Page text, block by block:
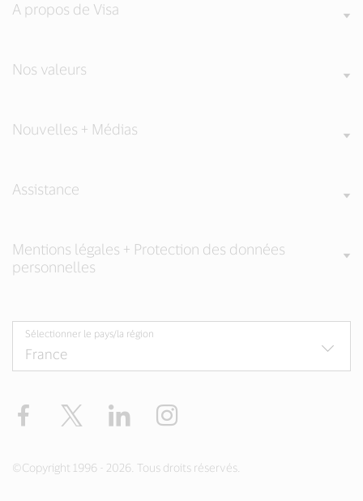
A propos de Visa
Nos valeurs
Nouvelles + Médias
Assistance
Mentions légales + Protection des données
personnelles
Sélectionner le pays/la région
Facebook Twitter LinkedIn
©Copyright 1996 - 2026. Tous droits réservés.